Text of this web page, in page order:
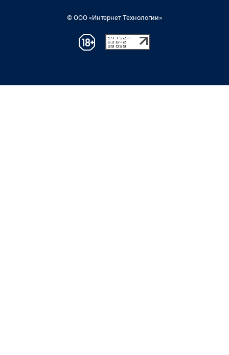
© ООО «Интернет Технологии»